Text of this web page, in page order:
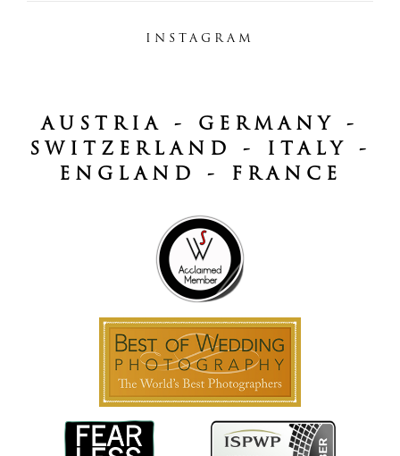
INSTAGRAM
AUSTRIA - GERMANY -
SWITZERLAND - ITALY -
ENGLAND - FRANCE